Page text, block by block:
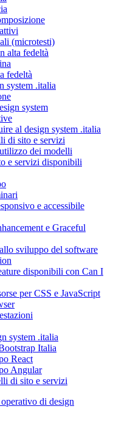
(microtesti)
alta fedeltà
fedeltà
system .italia
system
al design system .italia
di sito e servizi
dei modelli
e servizi disponibili
e accessibile
e Graceful
sviluppo del software
disponibili con Can I
per CSS e JavaScript
system .italia
Italia
React
Angular
di sito e servizi
di design